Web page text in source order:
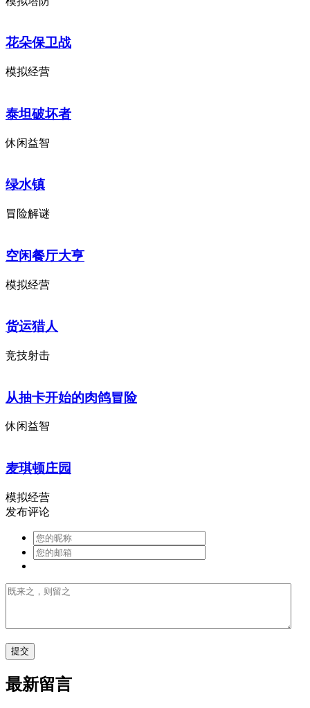
花朵保卫战
模拟经营
泰坦破坏者
休闲益智
绿水镇
冒险解谜
空闲餐厅大亨
模拟经营
货运猎人
竞技射击
从抽卡开始的肉鸽冒险
休闲益智
麦琪顿庄园
模拟经营
发布评论
最新留言